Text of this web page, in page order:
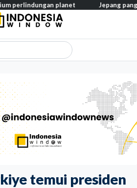
temui presiden
planet Jepang pangkas pajak